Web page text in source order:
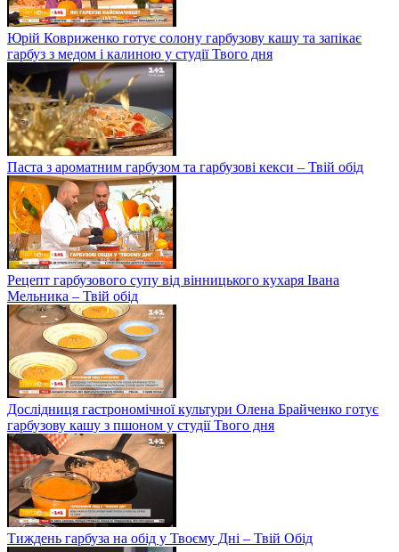
Юрій Ковриженко готує солону гарбузову кашу та запікає
гарбуз з медом і калиною у студії Твого дня
Паста з ароматним гарбузом та гарбузові кекси – Твій обід
Рецепт гарбузового супу від вінницького кухаря Івана
Мельника – Твій обід
Дослідниця гастрономічної культури Олена Брайченко готує
гарбузову кашу з пшоном у студії Твого дня
Тиждень гарбуза на обід у Твоєму Дні – Твій Обід